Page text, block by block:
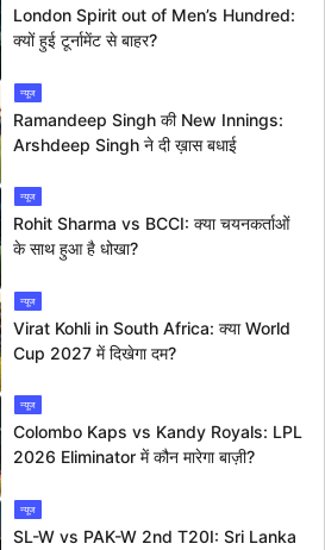
London Spirit out of Men’s Hundred:
क्यों हुई टूर्नामेंट से बाहर?
न्यूज
Ramandeep Singh की New Innings:
Arshdeep Singh ने दी ख़ास बधाई
न्यूज
Rohit Sharma vs BCCI: क्या चयनकर्ताओं
के साथ हुआ है धोखा?
न्यूज
Virat Kohli in South Africa: क्या World
Cup 2027 में दिखेगा दम?
न्यूज
Colombo Kaps vs Kandy Royals: LPL
2026 Eliminator में कौन मारेगा बाज़ी?
न्यूज
SL-W vs PAK-W 2nd T20I: Sri Lanka